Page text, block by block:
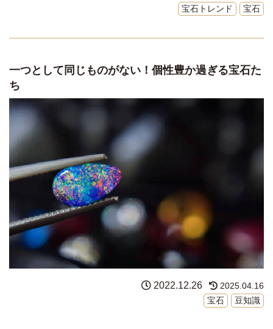
宝石トレンド
宝石
一つとして同じものがない！個性豊か過ぎる宝石た
ち
2022.12.26
2025.04.16
宝石
豆知識